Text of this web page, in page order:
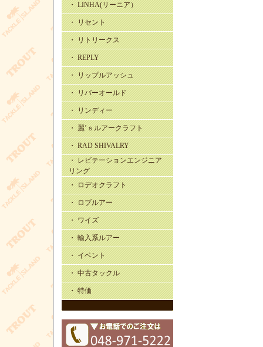
・ LINHA(リーニア）
・ リセント
・ リトリークス
・ REPLY
・ リップルアッシュ
・ リバーオールド
・ リンディー
・ 麗’ｓルアークラフト
・ RAD SHIVALRY
・ レビテーションエンジニア
リング
・ ロデオクラフト
・ ロブルアー
・ ワイズ
・ 輸入系ルアー
・ イベント
・ 中古タックル
・ 特価